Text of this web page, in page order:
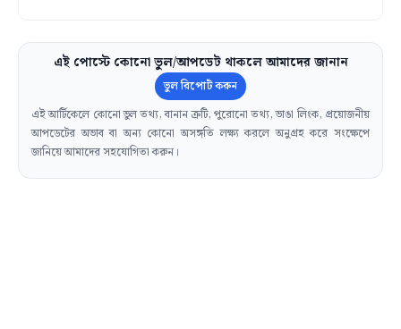
এই পোস্টে কোনো ভুল/আপডেট থাকলে আমাদের জানান
ভুল রিপোর্ট করুন
এই আর্টিকেলে কোনো ভুল তথ্য, বানান ত্রুটি, পুরোনো তথ্য, ভাঙা লিংক, প্রয়োজনীয়
আপডেটের অভাব বা অন্য কোনো অসঙ্গতি লক্ষ্য করলে অনুগ্রহ করে সংক্ষেপে
জানিয়ে আমাদের সহযোগিতা করুন।